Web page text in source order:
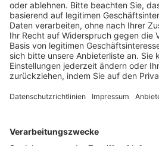
BFV-Geschäftsstellen
Trainerbörse
Login SpielPlus
FOLGE DEM BFV